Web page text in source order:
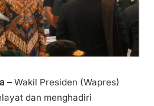
–Wakil Presiden (Wapres)
dan menghadiri